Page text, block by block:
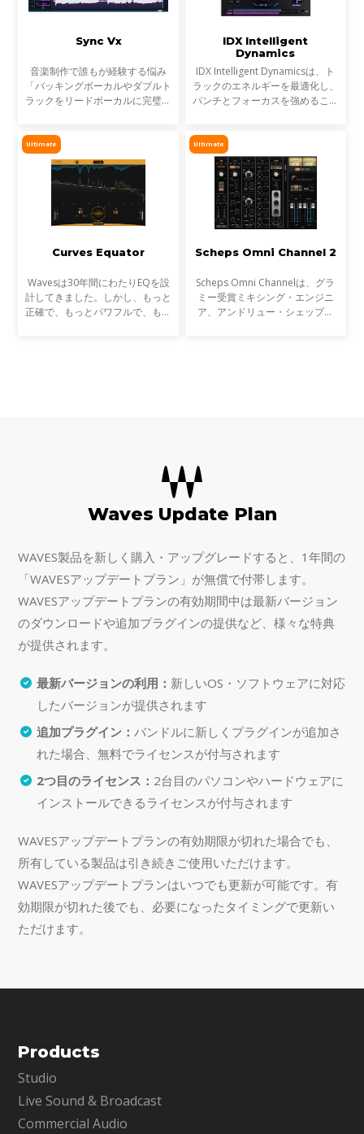
Sync Vx
音楽制作で誰もが経験する悩み
「バッキングボーカルやダブルト
ラックをリードボーカルに完璧に
ックが、プロフェッショナルな仕
上がりとアマチュア感の分
IDX Intelligent
Dynamics
IDX Intelligent Dynamicsは、ト
ラックのエネルギーを最適化し、
パンチとフォーカスを強めること
Ultimate
Curves Equator
Wavesは30年間にわたりEQを設
計してきました。しかし、もっと
正確で、もっとパワフルで、もっ
Ultimate
Scheps Omni Channel 2
Scheps Omni Channelは、グラ
ミー受賞ミキシング・エンジニ
ア、アンドリュー・シェップス
Waves Update Plan
WAVES製品を新しく購入・アップグレードすると、1年間の
「WAVESアップデートプラン」が無償で付帯します。
WAVESアップデートプランの有効期間中は最新バージョン
のダウンロードや追加プラグインの提供など、様々な特典
が提供されます。
最新バージョンの利用： 新しいOS・ソフトウェアに対応
したバージョンが提供されます
追加プラグイン： バンドルに新しくプラグインが追加さ
れた場合、無料でライセンスが付与されます
2つ目のライセンス： 2台目のパソコンやハードウェアに
インストールできるライセンスが付与されます
WAVESアップデートプランの有効期限が切れた場合でも、
所有している製品は引き続きご使用いただけます。
WAVESアップデートプランはいつでも更新が可能です。有
効期限が切れた後でも、必要になったタイミングで更新い
ただけます。
Products
Studio
Live Sound & Broadcast
Commercial Audio